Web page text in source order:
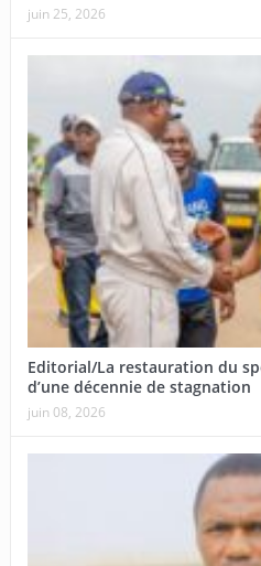
juin 25, 2026
Editorial/La restauration du
d’une décennie de stagnation
juin 08, 2026